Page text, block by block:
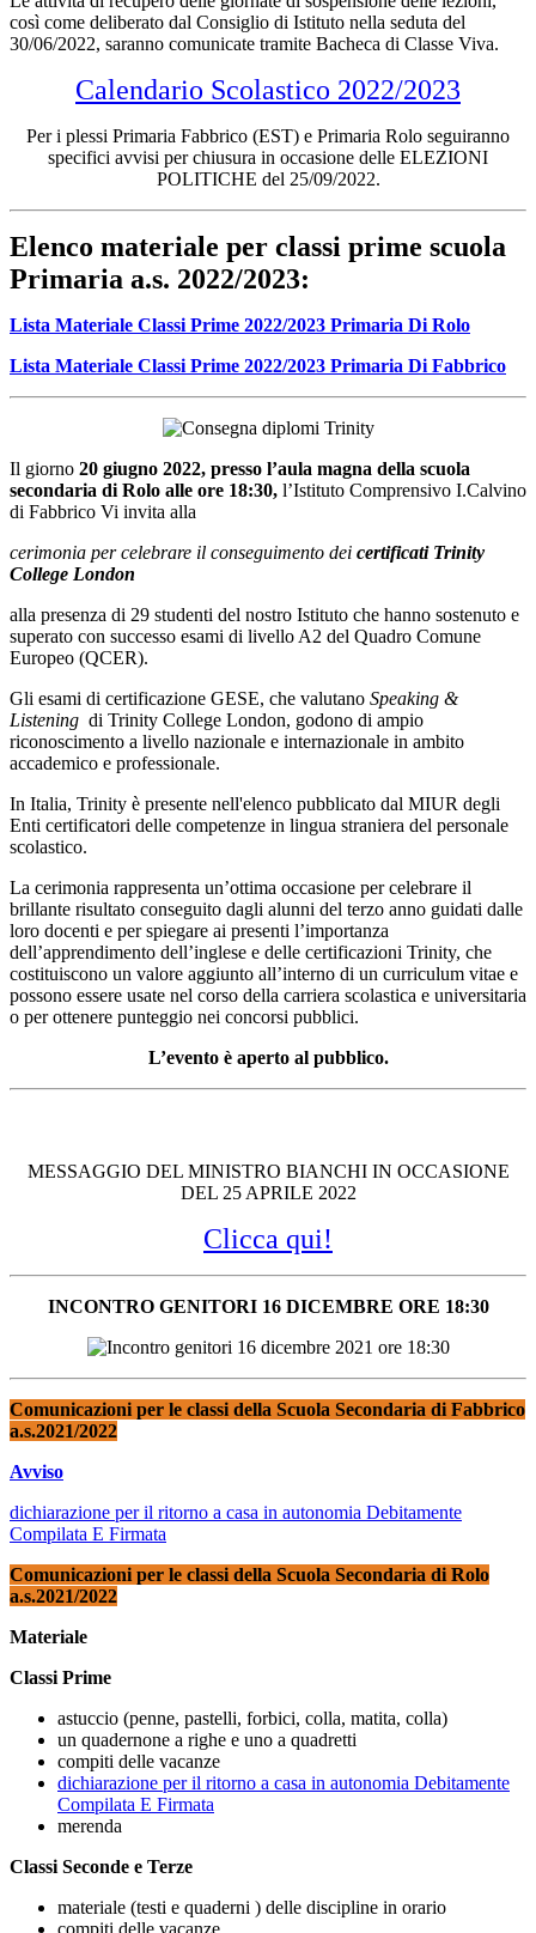
così come deliberato dal Consiglio di Istituto nella seduta del
30/06/2022, saranno comunicate tramite Bacheca di Classe Viva.
Calendario Scolastico 2022/2023
Per i plessi Primaria Fabbrico (EST) e Primaria Rolo seguiranno
specifici avvisi per chiusura in occasione delle ELEZIONI
POLITICHE del 25/09/2022.
Elenco materiale per classi prime scuola
Primaria a.s. 2022/2023:
Lista Materiale Classi Prime 2022/2023 Primaria Di Rolo
Lista Materiale Classi Prime 2022/2023 Primaria Di Fabbrico
Il giorno 20 giugno 2022, presso l’aula magna della scuola
secondaria di Rolo alle ore 18:30, l’Istituto Comprensivo I.Calvino
di Fabbrico Vi invita alla
cerimonia per celebrare il conseguimento dei certificati Trinity
College London
alla presenza di 29 studenti del nostro Istituto che hanno sostenuto e
superato con successo esami di livello A2 del Quadro Comune
Europeo (QCER).
Gli esami di certificazione GESE, che valutano Speaking &
Listening di Trinity College London, godono di ampio
riconoscimento a livello nazionale e internazionale in ambito
accademico e professionale.
In Italia, Trinity è presente nell'elenco pubblicato dal MIUR degli
Enti certificatori delle competenze in lingua straniera del personale
scolastico.
La cerimonia rappresenta un’ottima occasione per celebrare il
brillante risultato conseguito dagli alunni del terzo anno guidati dalle
loro docenti e per spiegare ai presenti l’importanza
dell’apprendimento dell’inglese e delle certificazioni Trinity, che
costituiscono un valore aggiunto all’interno di un curriculum vitae e
possono essere usate nel corso della carriera scolastica e universitaria
o per ottenere punteggio nei concorsi pubblici.
L’evento è aperto al pubblico.
MESSAGGIO DEL MINISTRO BIANCHI IN OCCASIONE
DEL 25 APRILE 2022
Clicca qui!
INCONTRO GENITORI 16 DICEMBRE ORE 18:30
Comunicazioni per le classi della Scuola Secondaria di Fabbrico
a.s.2021/2022
Avviso
dichiarazione per il ritorno a casa in autonomia Debitamente
Compilata E Firmata
Comunicazioni per le classi della Scuola Secondaria di Rolo
a.s.2021/2022
Materiale
Classi Prime
astuccio (penne, pastelli, forbici, colla, matita, colla)
un quadernone a righe e uno a quadretti
compiti delle vacanze
dichiarazione per il ritorno a casa in autonomia Debitamente
Compilata E Firmata
merenda
Classi Seconde e Terze
materiale (testi e quaderni ) delle discipline in orario